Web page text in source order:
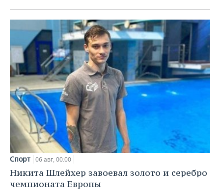
Спорт 06 авг, 00:00
Никита Шлейхер завоевал золото и серебро
чемпионата Европы